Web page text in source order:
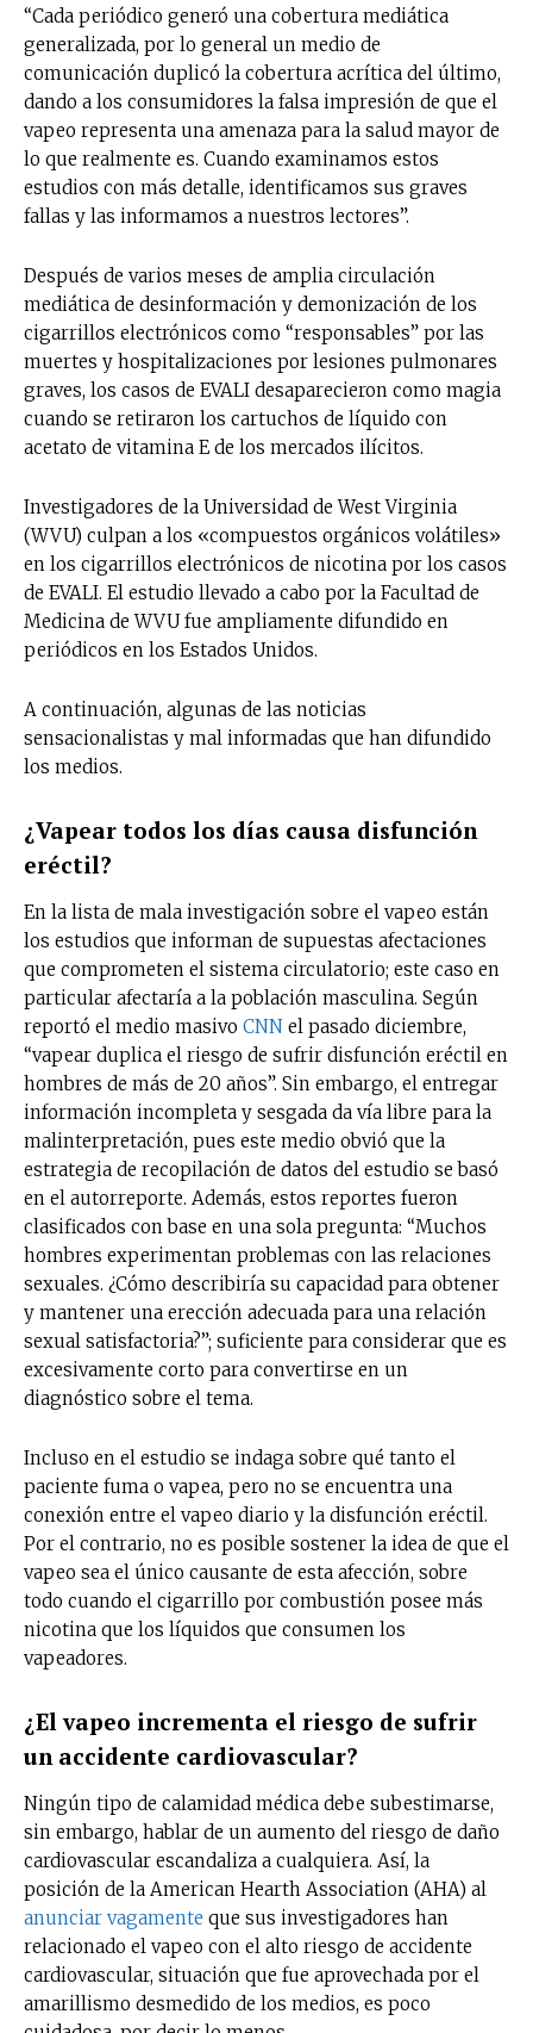
“Cada periódico generó una cobertura mediática
generalizada, por lo general un medio de
comunicación duplicó la cobertura acrítica del último,
dando a los consumidores la falsa impresión de que el
vapeo representa una amenaza para la salud mayor de
lo que realmente es. Cuando examinamos estos
estudios con más detalle, identificamos sus graves
fallas y las informamos a nuestros lectores”.
Después de varios meses de amplia circulación
mediática de desinformación y demonización de los
cigarrillos electrónicos como “responsables” por las
muertes y hospitalizaciones por lesiones pulmonares
graves, los casos de EVALI desaparecieron como magia
cuando se retiraron los cartuchos de líquido con
acetato de vitamina E de los mercados ilícitos.
Investigadores de la Universidad de West Virginia
(WVU) culpan a los «compuestos orgánicos volátiles»
en los cigarrillos electrónicos de nicotina por los casos
de EVALI. El estudio llevado a cabo por la Facultad de
Medicina de WVU fue ampliamente difundido en
periódicos en los Estados Unidos.
A continuación, algunas de las noticias
sensacionalistas y mal informadas que han difundido
los medios.
¿Vapear todos los días causa disfunción
eréctil?
En la lista de mala investigación sobre el vapeo están
los estudios que informan de supuestas afectaciones
que comprometen el sistema circulatorio; este caso en
particular afectaría a la población masculina. Según
reportó el medio masivo CNN el pasado diciembre,
“vapear duplica el riesgo de sufrir disfunción eréctil en
hombres de más de 20 años”. Sin embargo, el entregar
información incompleta y sesgada da vía libre para la
malinterpretación, pues este medio obvió que la
estrategia de recopilación de datos del estudio se basó
en el autorreporte. Además, estos reportes fueron
clasificados con base en una sola pregunta: “Muchos
hombres experimentan problemas con las relaciones
sexuales. ¿Cómo describiría su capacidad para obtener
y mantener una erección adecuada para una relación
sexual satisfactoria?”; suficiente para considerar que es
excesivamente corto para convertirse en un
diagnóstico sobre el tema.
Incluso en el estudio se indaga sobre qué tanto el
paciente fuma o vapea, pero no se encuentra una
conexión entre el vapeo diario y la disfunción eréctil.
Por el contrario, no es posible sostener la idea de que el
vapeo sea el único causante de esta afección, sobre
todo cuando el cigarrillo por combustión posee más
nicotina que los líquidos que consumen los
vapeadores.
¿El vapeo incrementa el riesgo de sufrir
un accidente cardiovascular?
Ningún tipo de calamidad médica debe subestimarse,
sin embargo, hablar de un aumento del riesgo de daño
cardiovascular escandaliza a cualquiera. Así, la
posición de la American Hearth Association (AHA) al
anunciar vagamente que sus investigadores han
relacionado el vapeo con el alto riesgo de accidente
cardiovascular, situación que fue aprovechada por el
amarillismo desmedido de los medios, es poco